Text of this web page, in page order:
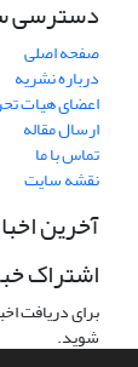
دسترسی
صفحه اصلی
درباره نشریه
اعضای هیات
ارسال مقاله
تماس با ما
نقشه سایت
آخرین
اشتراک
برای دریافت
شوید.